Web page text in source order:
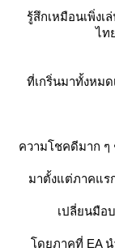
รู้สึกเหมือนเพิ่ง
ไท
ที่เกริ่นมาทั้งหมด
ความโชคดีมาก ๆ
มาตั้งแต่ภาคแร
เปลี่ยนมือ
ดยภาคที่ EA น